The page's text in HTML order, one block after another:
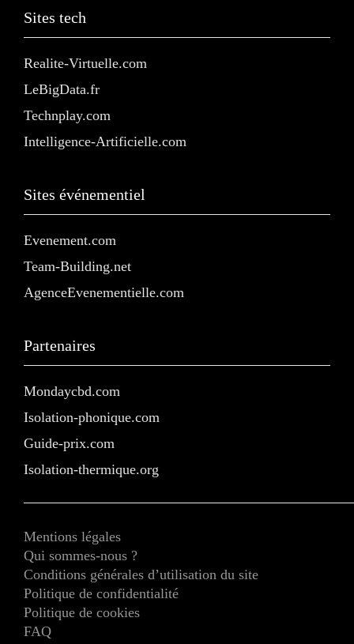
Sites tech
Realite-Virtuelle.com
LeBigData.fr
Technplay.com
Intelligence-Artificielle.com
Sites événementiel
Evenement.com
Team-Building.net
AgenceEvenementielle.com
Partenaires
Mondaycbd.com
Isolation-phonique.com
Guide-prix.com
Isolation-thermique.org
Mentions légales
Qui sommes-nous ?
Conditions générales d’utilisation du site
Politique de confidentialité
Politique de cookies
FAQ